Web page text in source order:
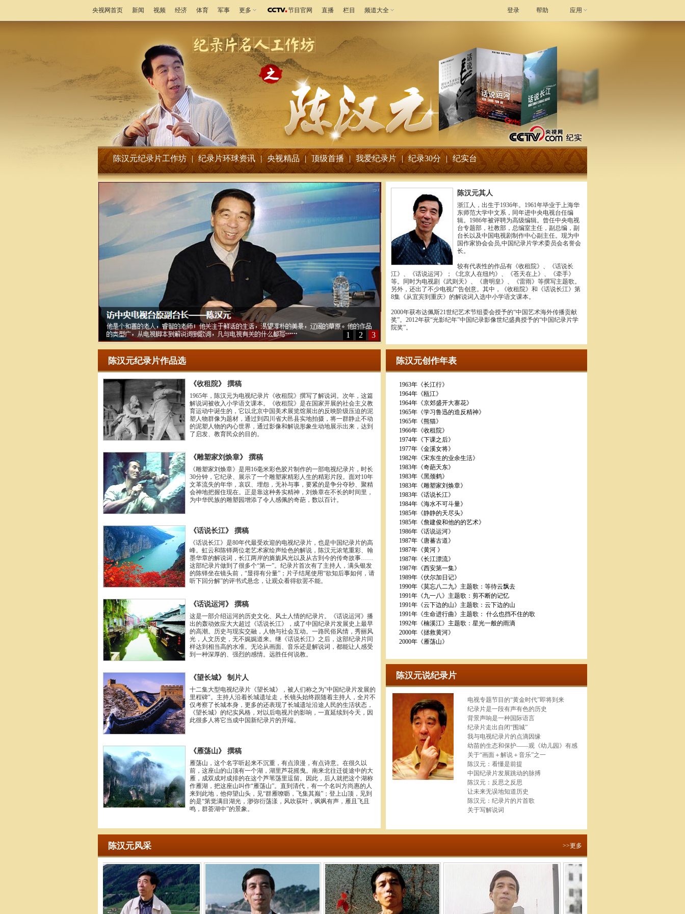
央视网首页 新闻 视频 经济 体育 军事 更多 节目官网 直播 栏目 频道大全 帮助 应用
登录
陈汉元纪录片工作坊 | 纪录片环球资讯 | 央视精品 | 顶级首播 | 我爱纪录片 | 纪录30分 | 纪实台
1 2 3
陈汉元其人
浙江人，出生于1936年。1961年毕业于上海华
东师范大学中文系，同年进中央电视台任编
辑。1986年被评聘为高级编辑。曾任中央电视
台专题部，社教部，总编室主任，副总编，副
台长以及中国电视剧制作中心副主任。现为中
国作家协会会员,中国纪录片学术委员会名誉会
长。
较有代表性的作品有《收租院》、《话说长
江》、《话说运河》；《北京人在纽约》、《苍天在上》、《牵手》
等。同时为电视剧《武则天》、《唐明皇》、《雷雨》等撰写主题歌。
另外，还出了不少电视广告创意。其中，《收租院》和《话说长江》第
8集《从宜宾到重庆》的解说词入选中小学语文课本。
2000年获布达佩斯21世纪艺术节组委会授予的“中国艺术海外传播贡献
奖”。2012年获“光影纪年”中国纪录影像世纪盛典授予的“中国纪录片学
院奖”。
陈汉元纪录片作品选
《收租院》 撰稿
1965年，陈汉元为电视纪录片《收租院》撰写了解说词。次年，这篇
解说词被收入小学语文课本。《收租院》是在国家开展的社会主义教
育运动中诞生的，它以北京中国美术展览馆展出的反映阶级压迫的泥
塑人物群像为题材，通过到四川省大邑县实地拍摄，将一群静止不动
的泥塑人物的内心世界，通过影像和解说形象生动地展示出来，达到
了启发、教育民众的目的。
《雕塑家刘焕章》 撰稿
《雕塑家刘焕章》是用16毫米彩色胶片制作的一部电视纪录片，时长
30分钟，它纪录、展示了一个雕塑家精彩人生的精彩片段。面对10年
文革流失的年华，哀叹、埋怨，无补与事，要紧的是争分夺秒、聚精
会神地把握住现在。正是靠这种务实精神，刘焕章在不长的时间里，
为中华民族的雕塑园增添了令人感佩的奇葩，数以百计。
《话说长江》 撰稿
《话说长江》是80年代最受欢迎的电视纪录片，也是中国纪录片的高
峰。虹云和陈铎两位老艺术家绘声绘色的解说，陈汉元浓笔重彩、翰
墨华章的解说词，长江两岸的旖旎风光以及从古到今的传奇故事……
这部纪录片做到了很多个“第一”。纪录片首次有了主持人，满头银发
的陈铎坐在镜头前，“显得有分量”；片子结尾使用“欲知后事如何，请
听下回分解”的评书式悬念，让观众看得欲罢不能。
《话说运河》 撰稿
这是一部介绍运河的历史文化、风土人情的纪录片。《话说运河》播
出的轰动效应大大超过《话说长江》，成了中国纪录片发展史上最早
的高潮。历史与现实交融，人物与社会互动。一路民俗风情，秀丽风
光，人文历史，无不娓娓道来。继《话说长江》之后，这部纪录片同
样达到相当高的水准。无论从画面、音乐还是解说词，都能让人感受
到一种深厚的、强烈的感情。远胜任何说教。
《望长城》 制片人
十二集大型电视纪录片《望长城》，被人们称之为"中国纪录片发展的
里程碑"。主持人沿着长城遗址走，长镜头始终跟随着主持人，全片不
仅考察了长城本身，更多的还表现了长城遗址沿途人民的生活状态，
《望长城》的纪实风格，对以后电视片的影响，一直延续到今天，因
此很多人将它当成中国新纪录片的开端。
《雁荡山》 撰稿
雁荡山，这个名字听起来不沉重，有点浪漫，有点诗意。在很久以
前，这座山的山顶有一个湖，湖里芦花摇曳。南来北往迁徙途中的大
雁，成双成对成排的在这个芦苇荡里逗留。因此，后人就把这个湖称
作雁湖，把这座山叫作“雁荡山”。直到清代，有一个名叫方尚惠的人
来到此地，他仰望山头，见“群雁嘹呖，飞集其巅”；登上山顶，见到
的是“第觉满目湖光，渺弥衍荡漾，风吹荻叶，飒飒有声，雁且飞且
鸣，群荟湖中”的景象。
陈汉元创作年表
1963年《长江行》
1964年《瓯江》
1964年《京郊盛开大寨花》
1965年《学习鲁迅的造反精神》
1965年《熊猫》
1966年《收租院》
1974年《下课之后》
1977年《金溪女将》
1982年《宋东生的业余生活》
1983年《奇葩天东》
1983年《黑颈鹤》
1983年《雕塑家刘焕章》
1983年《话说长江》
1984年《海水不可斗量》
1985年《静静的天尽头》
1985年《詹建俊和他的的艺术》
1986年《话说运河》
1987年《唐蕃古道》
1987年《黄河 》
1987年《长江漂流》
1987年《西安第一集》
1989年《伏尔加日记》
1990年《莫忘八二九》主题歌：等待云飘去
1991年《九一八》主题歌：剪不断的记忆
1991年《云下边的山》主题歌：云下边的山
1991年《生命进行曲》主题歌： 什么也挡不住的歌
1992年《楠溪江》主题歌：星光一般的雨滴
2000年《拯救黄河》
2000年《雁荡山》
陈汉元说纪录片
电视专题节目的“黄金时代”即将到来
纪录片是一段有声有色的历史
背景声响是一种国际语言
纪录片走出自闭“围城”
我与电视纪录片的点滴因缘
幼苗的生态和保护——观《幼儿园》有感
关于“画面＋解说＋音乐”之一
陈汉元：看懂是前提
中国纪录片发展跳动的脉搏
陈汉元：反思之反思
让未来无误地知道历史
陈汉元：纪录片的片首歌
关于写解说词
陈汉元风采 >>更多